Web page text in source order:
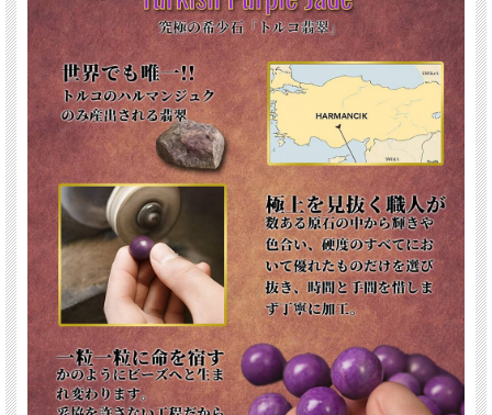
唯一無二の輝きを手元に迎え、永遠の価値を感じてください。
【意味合い・云われ・伝承等】
5月の誕生石
成功と繁栄の象徴
翡翠は古来より世界中の人に親しまれてきた伝統的な天然石で、パワーストーン
を語る上で欠かせない東洋を代表する石です。
世界中の富豪たちは翡翠を強力な守護石として大切に扱われたと云われていま
す。
金よりも価値がある石で、神々へ捧げる品や儀礼用の装飾に用いられるなど神秘
のパワーを宿すと考えられていました。
ご注意事項
※天然石の特性上、細かな欠けや凹み、歪み、クラックなどが見られることがあ
ります。
※天然石商品には色味に個体差があり、できる限り自然な色合いを再現して撮影
しておりますが、お使いのディスプレイ環境によっては色味に差が生じることが
あります。予めご了承ください。
※サイズ表記はあくまで目安です。若干の誤差が生じる場合がありますので、ご
了承ください。
関連キーワード